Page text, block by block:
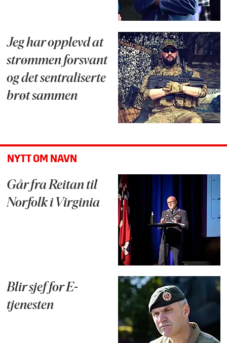
Jeg har opplevd at
strømmen forsvant
og det sentraliserte
brøt sammen
NYTT OM NAVN
Går fra Reitan til
Norfolk i Virginia
Blir sjef for E-
tjenesten